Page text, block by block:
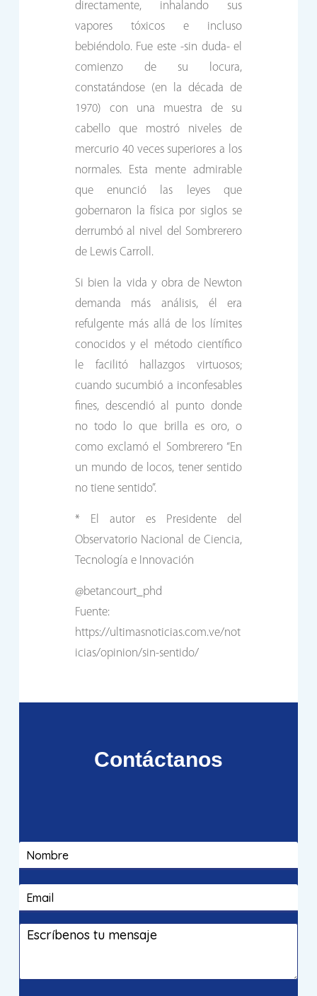
directamente, inhalando sus
vapores tóxicos e incluso
bebiéndolo. Fue este -sin duda- el
comienzo de su locura,
constatándose (en la década de
1970) con una muestra de su
cabello que mostró niveles de
mercurio 40 veces superiores a los
normales. Esta mente admirable
que enunció las leyes que
gobernaron la física por siglos se
derrumbó al nivel del Sombrerero
de Lewis Carroll.
Si bien la vida y obra de Newton
demanda más análisis, él era
refulgente más allá de los límites
conocidos y el método científico
le facilitó hallazgos virtuosos;
cuando sucumbió a inconfesables
fines, descendió al punto donde
no todo lo que brilla es oro, o
como exclamó el Sombrerero “En
un mundo de locos, tener sentido
no tiene sentido”.
* El autor es Presidente del
Observatorio Nacional de Ciencia,
Tecnología e Innovación
@betancourt_phd
Fuente:
https://ultimasnoticias.com.ve/not
icias/opinion/sin-sentido/
Contáctanos